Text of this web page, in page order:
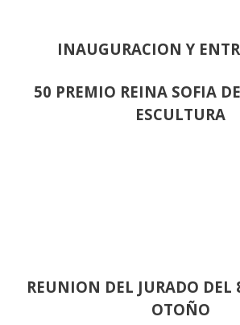
INAUGURACION Y
50 PREMIO REINA SOFIA
ESCULTURA
REUNION DEL JURADO DEL
OTOÑO